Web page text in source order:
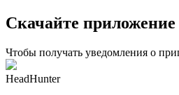
Скачайте приложение
Чтобы получать уведомления о
HeadHunter